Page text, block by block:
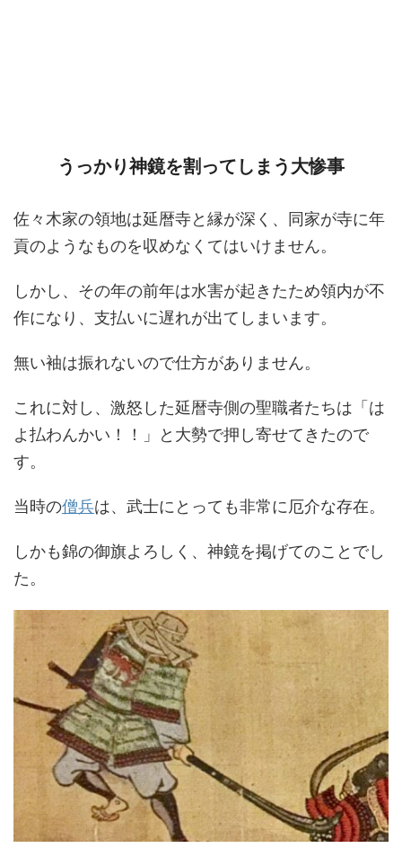
うっかり神鏡を割ってしまう大惨事
佐々木家の領地は延暦寺と縁が深く、同家が寺に年
貢のようなものを収めなくてはいけません。
しかし、その年の前年は水害が起きたため領内が不
作になり、支払いに遅れが出てしまいます。
無い袖は振れないので仕方がありません。
これに対し、激怒した延暦寺側の聖職者たちは「は
よ払わんかい！！」と大勢で押し寄せてきたので
す。
当時の僧兵は、武士にとっても非常に厄介な存在。
しかも錦の御旗よろしく、神鏡を掲げてのことでし
た。